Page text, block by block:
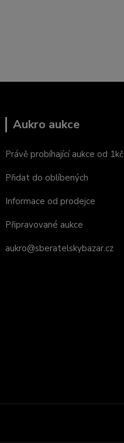
Aukro aukce
Právě probíhající aukce od 1kč
Přidat do oblíbených
Informace od prodejce
Připravované aukce
aukro@sberatelskybazar.cz